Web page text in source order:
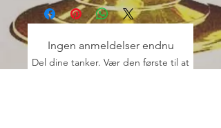
Ingen anmeldelser endnu
Del dine tanker. Vær den første til at